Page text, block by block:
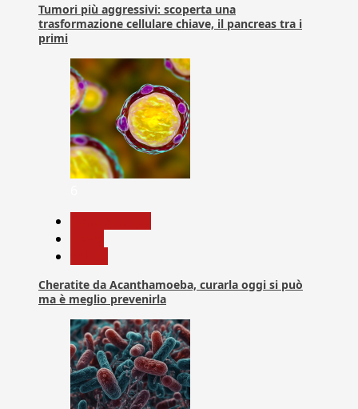
Tumori più aggressivi: scoperta una
trasformazione cellulare chiave, il pancreas tra i
primi
Cheratite da Acanthamoeba, curarla oggi si può
ma è meglio prevenirla